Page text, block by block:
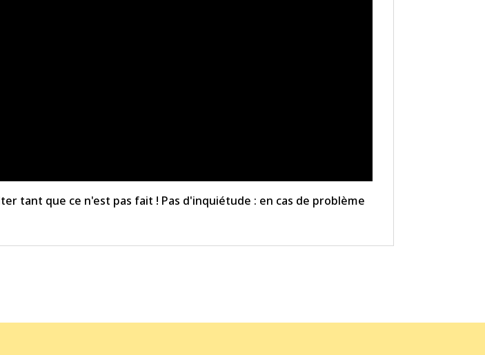
tant que ce n'est pas fait ! Pas d'inquiétude : en cas de problème